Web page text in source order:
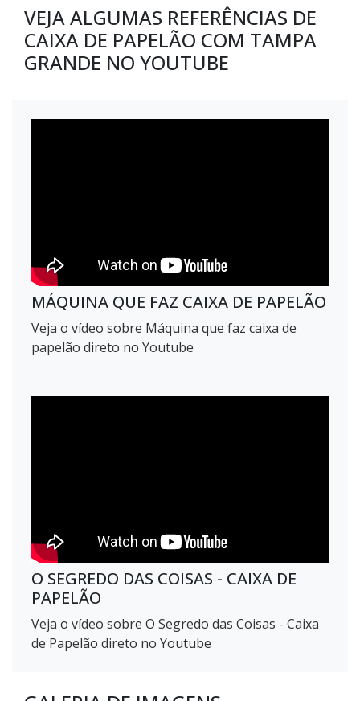
VEJA ALGUMAS REFERÊNCIAS DE
CAIXA DE PAPELÃO COM TAMPA
GRANDE NO YOUTUBE
MÁQUINA QUE FAZ CAIXA DE PAPELÃO
Veja o vídeo sobre Máquina que faz caixa de
papelão direto no Youtube
O SEGREDO DAS COISAS - CAIXA DE
PAPELÃO
Veja o vídeo sobre O Segredo das Coisas - Caixa
de Papelão direto no Youtube